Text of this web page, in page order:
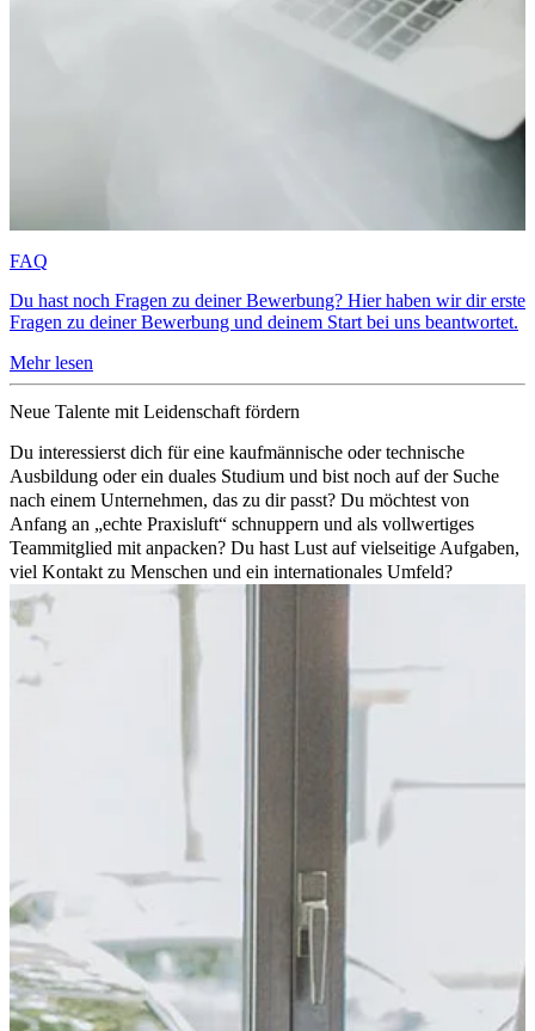
FAQ
Du hast noch Fragen zu deiner Bewerbung? Hier haben wir dir erste
Fragen zu deiner Bewerbung und deinem Start bei uns beantwortet.
Mehr lesen
Neue Talente mit Leidenschaft fördern
Du interessierst dich für eine kaufmännische oder technische
Ausbildung oder ein duales Studium und bist noch auf der Suche
nach einem Unternehmen, das zu dir passt? Du möchtest von
Anfang an „echte Praxisluft“ schnuppern und als vollwertiges
Teammitglied mit anpacken? Du hast Lust auf vielseitige Aufgaben,
viel Kontakt zu Menschen und ein internationales Umfeld?